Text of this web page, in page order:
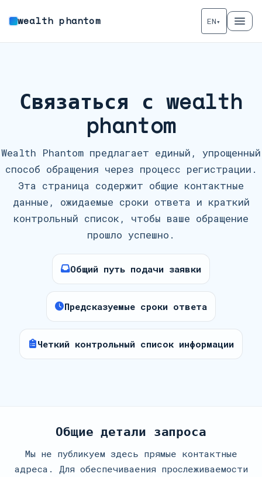
wealth phantom EN▾
Связаться с wealth
phantom
Wealth Phantom предлагает единый, упрощенный
способ обращения через процесс регистрации.
Эта страница содержит общие контактные
данные, ожидаемые сроки ответа и краткий
контрольный список, чтобы ваше обращение
прошло успешно.
Общий путь подачи заявки
Предсказуемые сроки ответа
Четкий контрольный список информации
Общие детали запроса
Мы не публикуем здесь прямые контактные
адреса. Для обеспечиваения прослеживаемости